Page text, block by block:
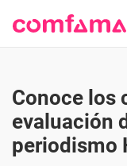
Conoce los
evaluación
periodismo